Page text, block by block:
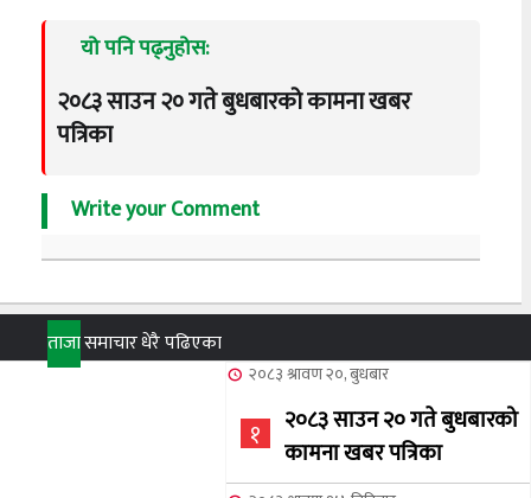
यो पनि पढ्नुहोस:
२०८३ साउन २० गते बुधबारको कामना खबर
पत्रिका
Write your Comment
ताजासमाचारधेरै पढिएका
२०८३ श्रावण २०, बुधबार
१
२०८३ साउन २० गते बुधबारको
कामना खबर पत्रिका